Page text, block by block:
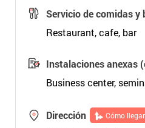
Servicio de comidas y
Restaurant, cafe, bar
Instalaciones anexas
Business center,
Dirección Cómo llegar